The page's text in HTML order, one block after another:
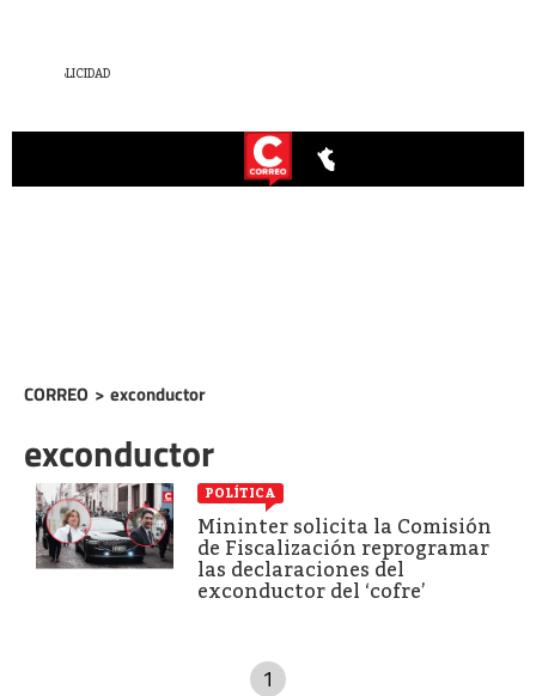
CORREO > exconductor
exconductor
POLÍTICA
Mininter solicita la Comisión
de Fiscalización reprogramar
las declaraciones del
exconductor del ‘cofre’
1